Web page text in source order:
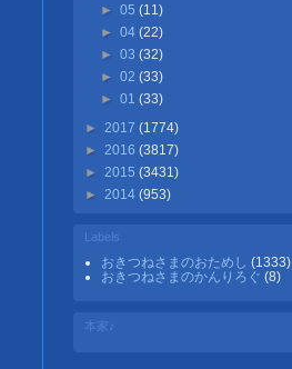
►05(11)
►04(22)
►03(32)
►02(33)
►01(33)
► 2017 (1774)
► 2016 (3817)
► 2015 (3431)
► 2014 (953)
Labels
おきつねさまのおためし (1333)
おきつねさまのかんりろぐ (8)
本家♪